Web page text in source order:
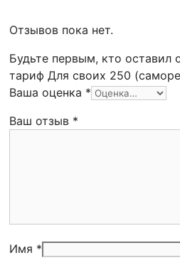
Отзывов пока нет.
Будьте первым, кто оставил
тариф Для своих 250
Ваша оценка *
Ваш отзыв *
Имя *